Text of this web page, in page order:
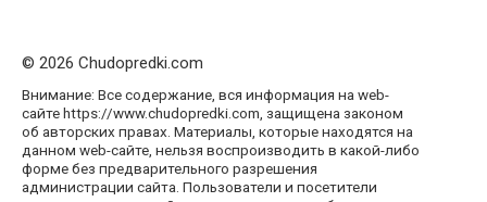
© 2026 Chudopredki.com
Внимание: Все содержание, вся информация на web-
сайте https://www.chudopredki.com, защищена законом
об авторских правах. Материалы, которые находятся на
данном web-сайте, нельзя воспроизводить в какой-либо
форме без предварительного разрешения
администрации сайта. Пользователи и посетители